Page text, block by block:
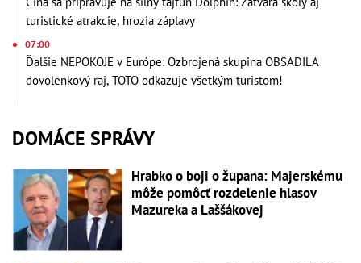
turistické atrakcie, hrozia záplavy
07:00
Ďalšie NEPOKOJE v Európe: Ozbrojená skupina OBSADILA
dovolenkový raj, TOTO odkazuje všetkým turistom!
DOMÁCE SPRÁVY
Hrabko o boji o župana: Majerskému
môže pomôcť rozdelenie hlasov
Mazureka a Laššákovej